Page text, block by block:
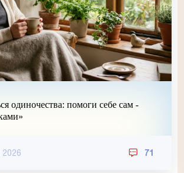
одиночества: помоги себе сам -
2026 71